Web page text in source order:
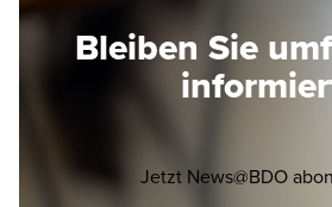
Bleiben Sie
Jetzt News@BDO